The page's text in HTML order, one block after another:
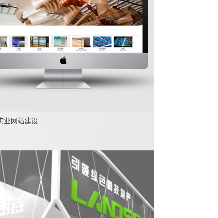
业网站建设